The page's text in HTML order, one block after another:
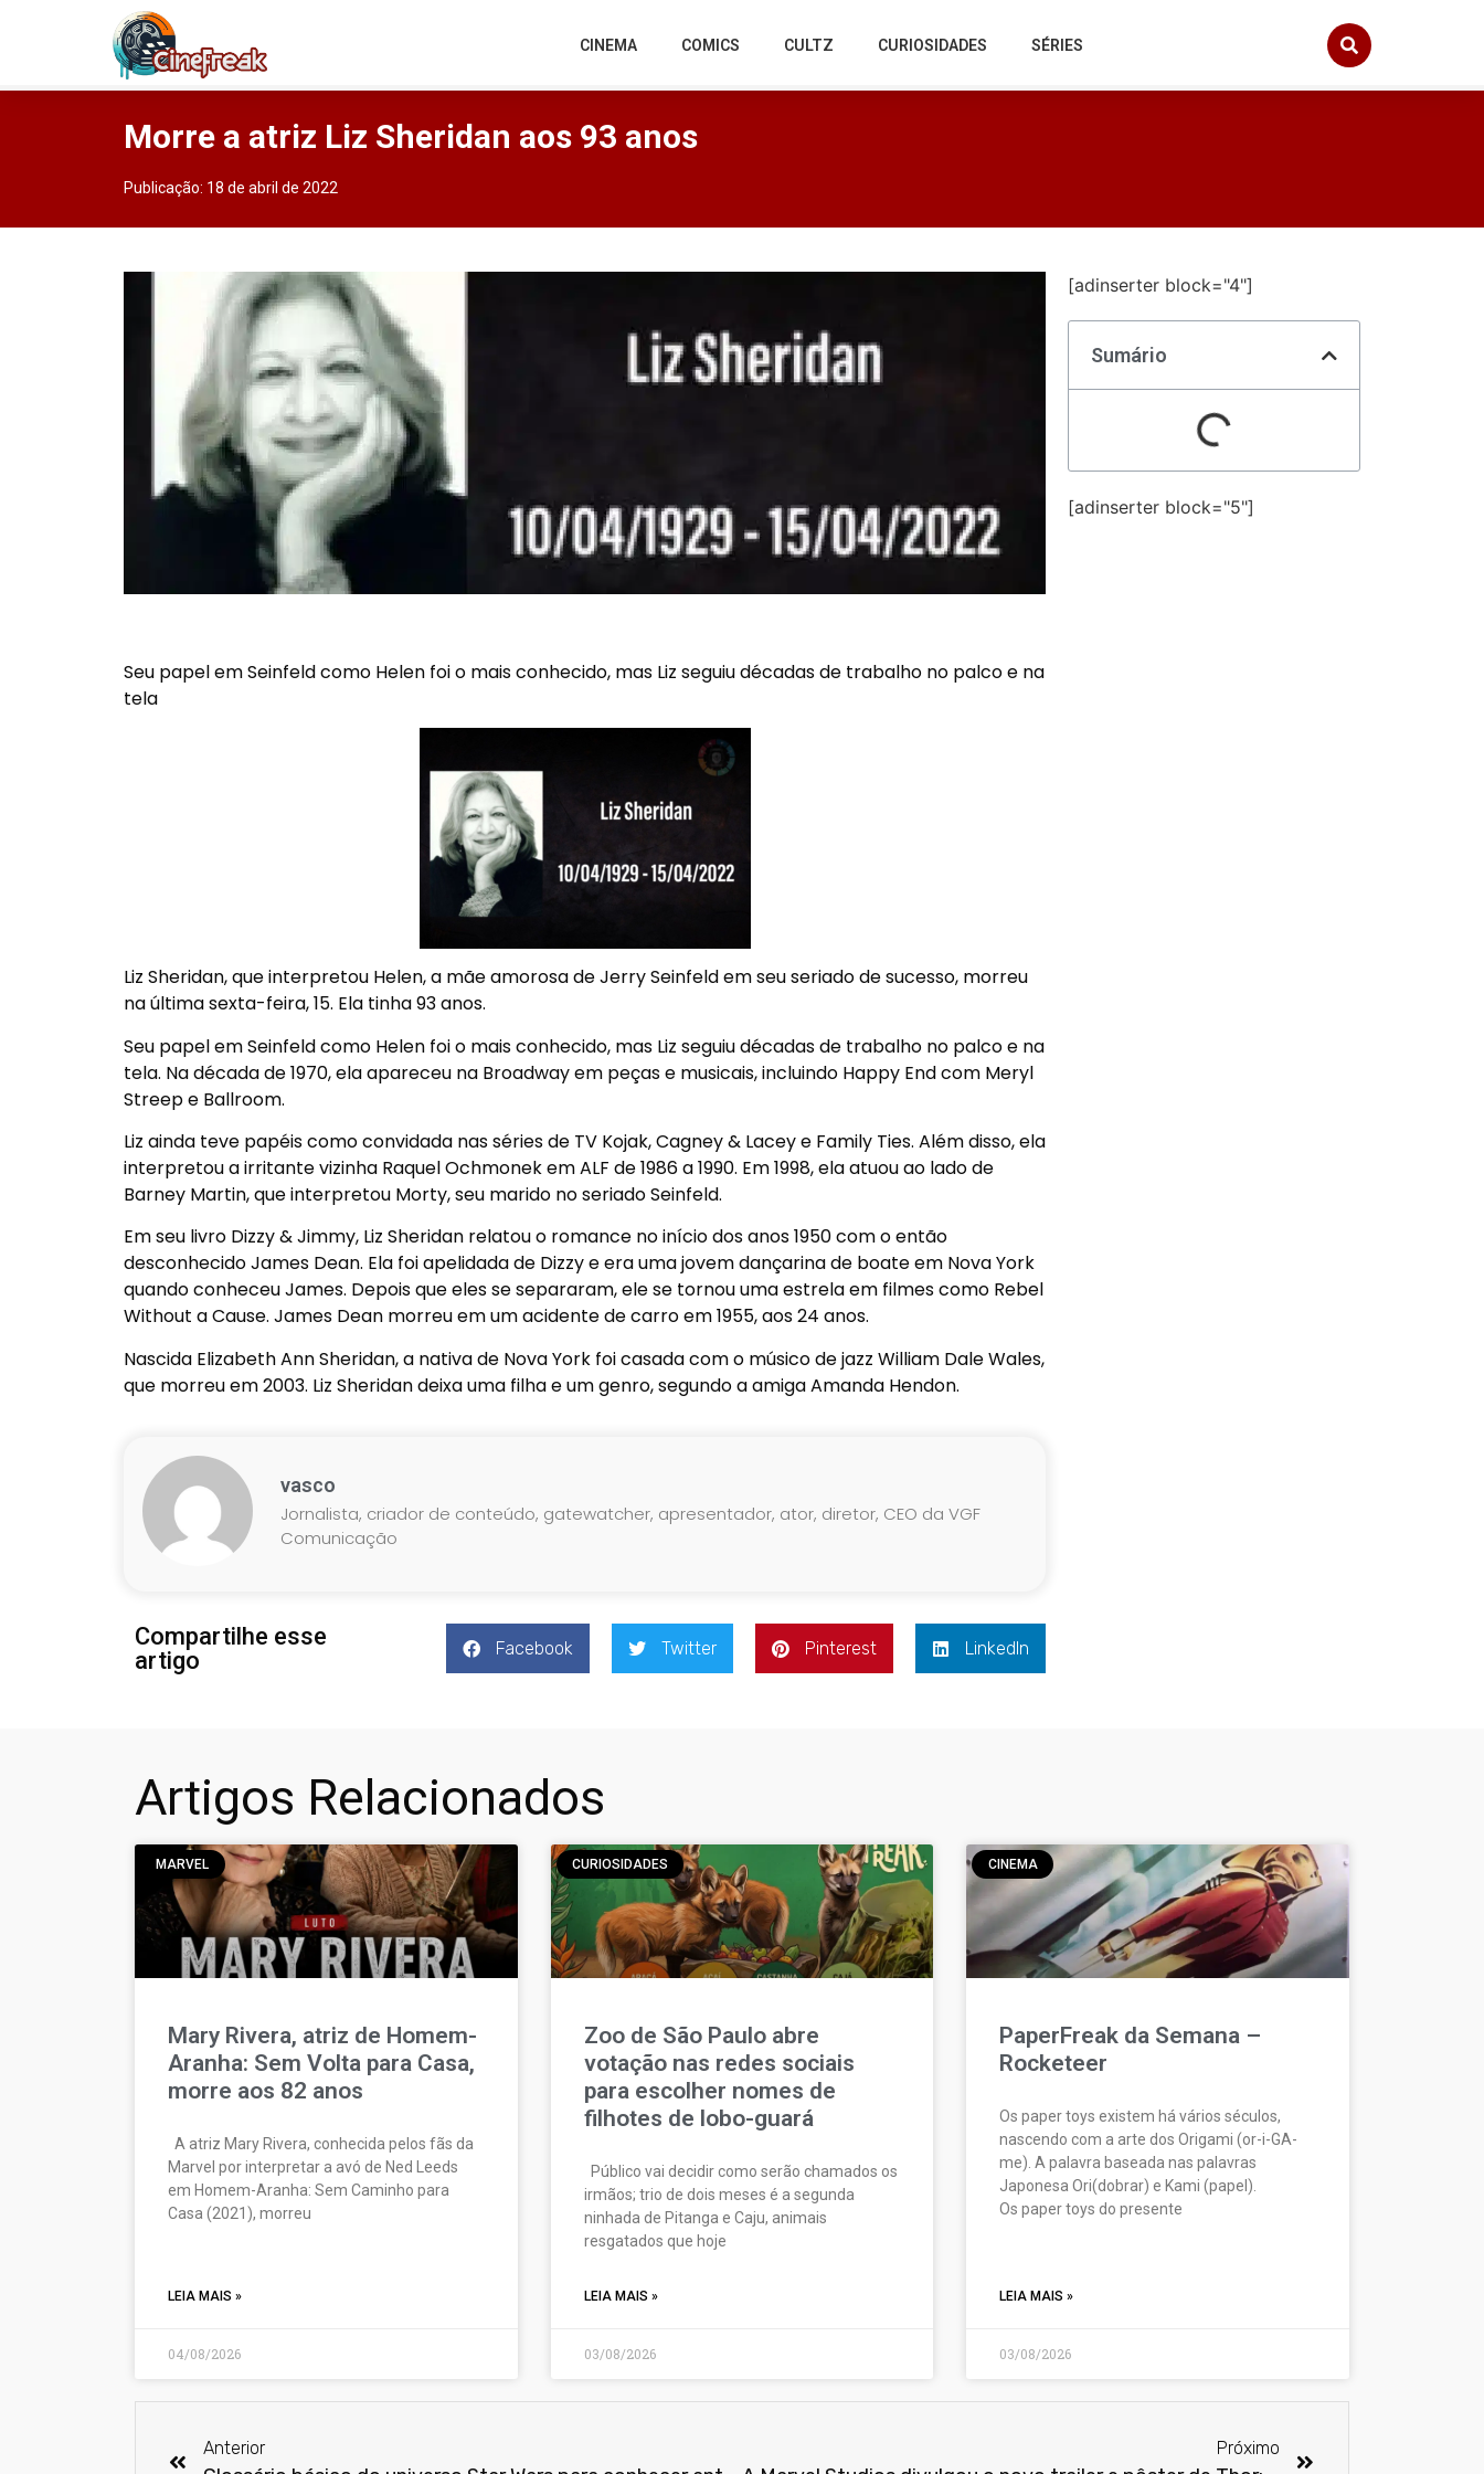
CINEMA COMICS CULTZ CURIOSIDADES SÉRIES
Morre a atriz Liz Sheridan aos 93 anos
Publicação: 18 de abril de 2022
Seu papel em Seinfeld como Helen foi o mais conhecido, mas Liz seguiu décadas de trabalho no palco e na
tela
Liz Sheridan, que interpretou Helen, a mãe amorosa de Jerry Seinfeld em seu seriado de sucesso, morreu
na última sexta-feira, 15. Ela tinha 93 anos.
Seu papel em Seinfeld como Helen foi o mais conhecido, mas Liz seguiu décadas de trabalho no palco e na
tela. Na década de 1970, ela apareceu na Broadway em peças e musicais, incluindo Happy End com Meryl
Streep e Ballroom.
Liz ainda teve papéis como convidada nas séries de TV Kojak, Cagney & Lacey e Family Ties. Além disso, ela
interpretou a irritante vizinha Raquel Ochmonek em ALF de 1986 a 1990. Em 1998, ela atuou ao lado de
Barney Martin, que interpretou Morty, seu marido no seriado Seinfeld.
Em seu livro Dizzy & Jimmy, Liz Sheridan relatou o romance no início dos anos 1950 com o então
desconhecido James Dean. Ela foi apelidada de Dizzy e era uma jovem dançarina de boate em Nova York
quando conheceu James. Depois que eles se separaram, ele se tornou uma estrela em filmes como Rebel
Without a Cause. James Dean morreu em um acidente de carro em 1955, aos 24 anos.
Nascida Elizabeth Ann Sheridan, a nativa de Nova York foi casada com o músico de jazz William Dale Wales,
que morreu em 2003. Liz Sheridan deixa uma filha e um genro, segundo a amiga Amanda Hendon.
vasco
Jornalista, criador de conteúdo, gatewatcher, apresentador, ator, diretor, CEO da VGF
Comunicação
Compartilhe esse
artigo
Facebook Twitter Pinterest LinkedIn
[adinserter block="4"]
Sumário
[adinserter block="5"]
Artigos Relacionados
MARVEL
Mary Rivera, atriz de Homem-
Aranha: Sem Volta para Casa,
morre aos 82 anos
A atriz Mary Rivera, conhecida pelos fãs da
Marvel por interpretar a avó de Ned Leeds
em Homem-Aranha: Sem Caminho para
Casa (2021), morreu
LEIA MAIS »
04/08/2026
CURIOSIDADES
Zoo de São Paulo abre
votação nas redes sociais
para escolher nomes de
filhotes de lobo-guará
Público vai decidir como serão chamados os
irmãos; trio de dois meses é a segunda
ninhada de Pitanga e Caju, animais
resgatados que hoje
LEIA MAIS »
03/08/2026
CINEMA
PaperFreak da Semana –
Rocketeer
Os paper toys existem há vários séculos,
nascendo com a arte dos Origami (or-i-GA-
me). A palavra baseada nas palavras
Japonesa Ori(dobrar) e Kami (papel).
Os paper toys do presente
LEIA MAIS »
03/08/2026
Anterior Próximo